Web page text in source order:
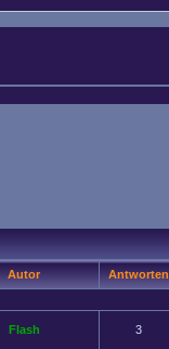
Autor Antworten
Flash 3